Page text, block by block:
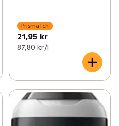
Prismatch
21,95 kr
87,80 kr /l